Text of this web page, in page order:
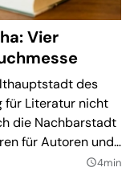
Vier
des
für Literatur nicht
die Nachbarstadt
für Autoren und
query_builder4min